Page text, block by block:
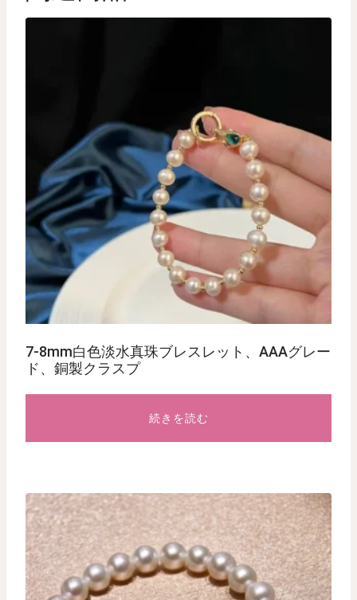
7-8mm白色淡水真珠ブレスレット、AAAグレー
ド、銅製クラスプ
続きを読む